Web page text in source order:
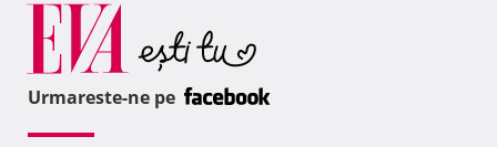
Urmareste-ne pe